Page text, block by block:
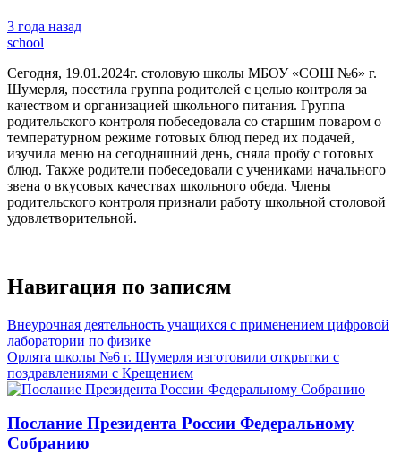
3 года назад
school
Сегодня, 19.01.2024г. столовую школы МБОУ «СОШ №6» г.
Шумерля, посетила группа родителей с целью контроля за
качеством и организацией школьного питания. Группа
родительского контроля побеседовала со старшим поваром о
температурном режиме готовых блюд перед их подачей,
изучила меню на сегодняшний день, сняла пробу с готовых
блюд. Также родители побеседовали с учениками начального
звена о вкусовых качествах школьного обеда. Члены
родительского контроля признали работу школьной столовой
удовлетворительной.
Навигация по записям
Внеурочная деятельность учащихся с применением цифровой
лаборатории по физике
Орлята школы №6 г. Шумерля изготовили открытки с
поздравлениями с Крещением
Послание Президента России Федеральному
Собранию